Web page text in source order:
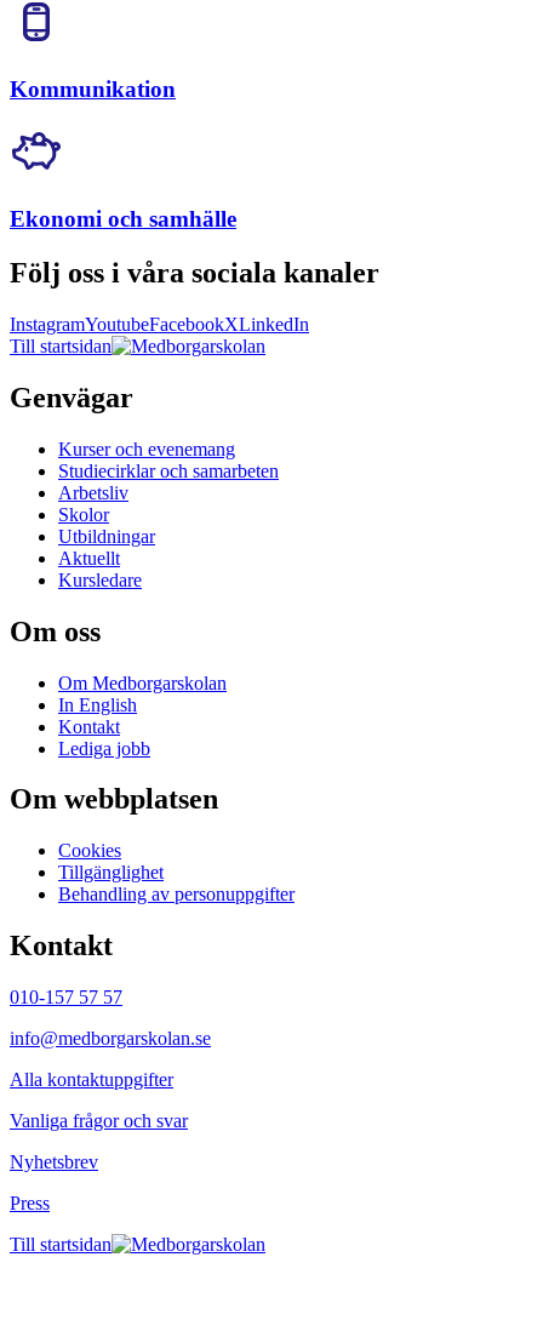
Kommunikation
Ekonomi och samhälle
Följ oss i våra sociala kanaler
InstagramYoutubeFacebookXLinkedIn
Till startsidan
Genvägar
Kurser och evenemang
Studiecirklar och samarbeten
Arbetsliv
Skolor
Utbildningar
Aktuellt
Kursledare
Om oss
Om Medborgarskolan
In English
Kontakt
Lediga jobb
Om webbplatsen
Cookies
Tillgänglighet
Behandling av personuppgifter
Kontakt
010-157 57 57
info@medborgarskolan.se
Alla kontaktuppgifter
Vanliga frågor och svar
Nyhetsbrev
Press
Till startsidan